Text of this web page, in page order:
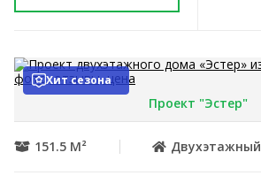
Хит сезона
Проект "Эстер"
151.5 М² Двухэтажный